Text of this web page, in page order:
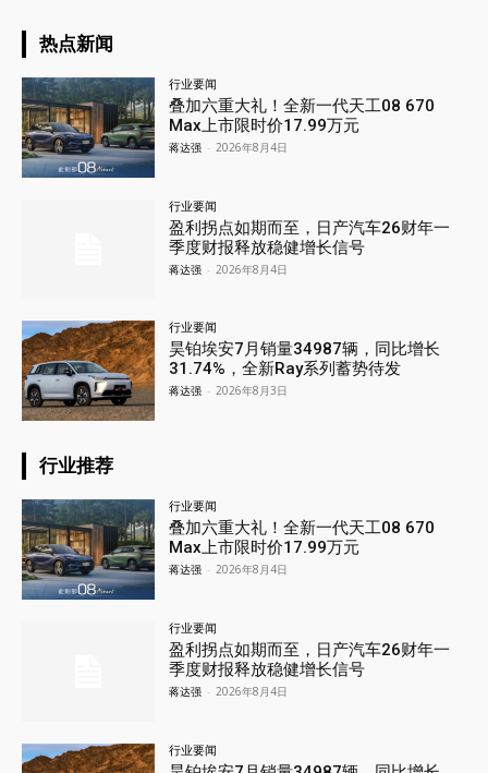
热点新闻
行业要闻
叠加六重大礼！全新一代天工08 670
Max上市限时价17.99万元
蒋达强 - 2026年8月4日
行业要闻
盈利拐点如期而至，日产汽车26财年一
季度财报释放稳健增长信号
蒋达强 - 2026年8月4日
行业要闻
昊铂埃安7月销量34987辆，同比增长
31.74%，全新Ray系列蓄势待发
蒋达强 - 2026年8月3日
行业推荐
行业要闻
叠加六重大礼！全新一代天工08 670
Max上市限时价17.99万元
蒋达强 - 2026年8月4日
行业要闻
盈利拐点如期而至，日产汽车26财年一
季度财报释放稳健增长信号
蒋达强 - 2026年8月4日
行业要闻